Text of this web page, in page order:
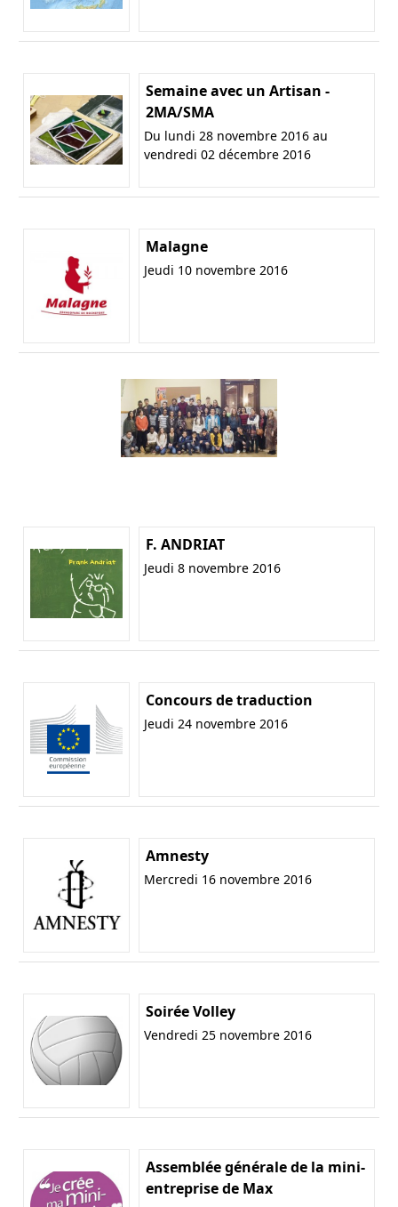
Semaine avec un Artisan -
2MA/SMA
Du lundi 28 novembre 2016 au
vendredi 02 décembre 2016
Malagne
Jeudi 10 novembre 2016
F. ANDRIAT
Jeudi 8 novembre 2016
Concours de traduction
Jeudi 24 novembre 2016
Amnesty
Mercredi 16 novembre 2016
Soirée Volley
Vendredi 25 novembre 2016
Assemblée générale de la mini-
entreprise de Max